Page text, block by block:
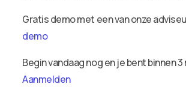
Gratis demo met een van onze
demo
Begin vandaag nog en je bent binnen
Aanmelden